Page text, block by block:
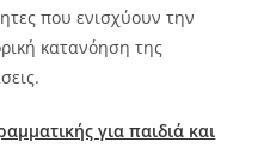
που ενισχύουν την
κατανόηση της
για παιδιά και